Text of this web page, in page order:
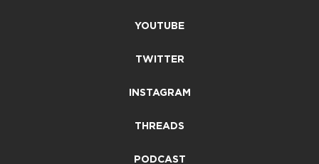
YOUTUBE
TWITTER
INSTAGRAM
THREADS
PODCAST